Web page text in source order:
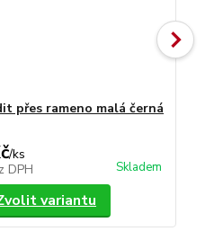
přes rameno malá černá
/ks
DPH Skladem
variantu